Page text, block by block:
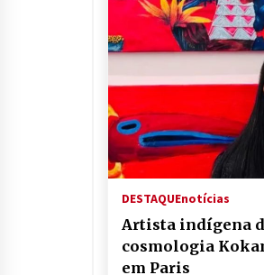
DESTAQUEnotícias
Artista indígena
cosmologia
em Paris